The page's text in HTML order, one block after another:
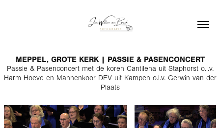
MEPPEL, GROTE KERK | PASSIE & PASENCONCERT
Passie & Pasenconcert met de koren Cantilena uit Staphorst o.l.v.
Harm Hoeve en Mannenkoor DEV uit Kampen o.l.v. Gerwin van der
Plaats